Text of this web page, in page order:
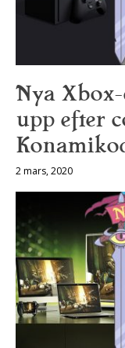
Nya
upp efter
2 mars, 2020